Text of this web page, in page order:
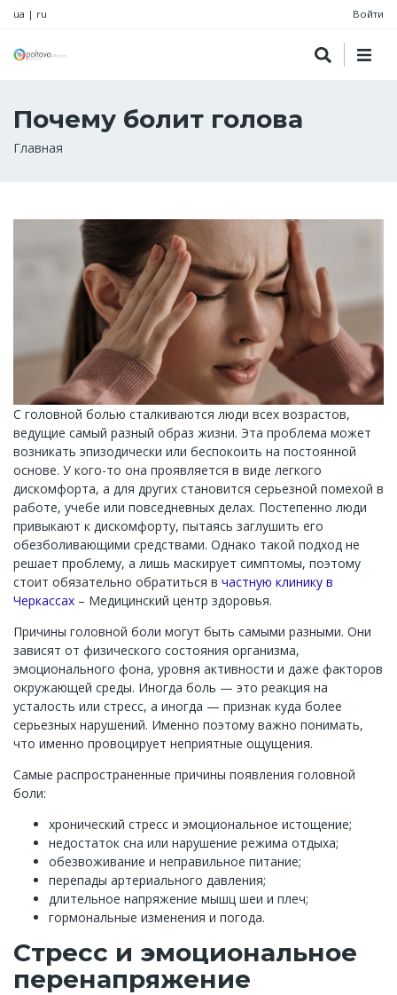
ua | ru Войти
Почему болит голова
Строка
Главная
С головной болью сталкиваются люди всех возрастов,
ведущие самый разный образ жизни. Эта проблема может
возникать эпизодически или беспокоить на постоянной
основе. У кого-то она проявляется в виде легкого
дискомфорта, а для других становится серьезной помехой в
работе, учебе или повседневных делах. Постепенно люди
привыкают к дискомфорту, пытаясь заглушить его
обезболивающими средствами. Однако такой подход не
решает проблему, а лишь маскирует симптомы, поэтому
стоит обязательно обратиться в частную клинику в
Черкассах – Медицинский центр здоровья.
Причины головной боли могут быть самыми разными. Они
зависят от физического состояния организма,
эмоционального фона, уровня активности и даже факторов
окружающей среды. Иногда боль — это реакция на
усталость или стресс, а иногда — признак куда более
серьезных нарушений. Именно поэтому важно понимать,
что именно провоцирует неприятные ощущения.
Самые распространенные причины появления головной
боли:
хронический стресс и эмоциональное истощение;
недостаток сна или нарушение режима отдыха;
обезвоживание и неправильное питание;
перепады артериального давления;
длительное напряжение мышц шеи и плеч;
гормональные изменения и погода.
Стресс и эмоциональное
перенапряжение